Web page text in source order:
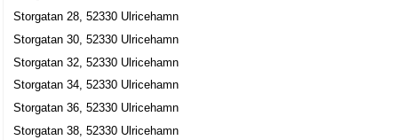
Storgatan 18, 52330 Ulricehamn
A.D. Molanders Sport & Fritid AB
Dan Åke Molander
0321-13420
Storgatan 19-21, 52330 Ulricehamn
Nybergs Leksaker Barnvagnar AB
Storgatan 28, 52330 Ulricehamn
Storgatan 30, 52330 Ulricehamn
Storgatan 32, 52330 Ulricehamn
Storgatan 34, 52330 Ulricehamn
Storgatan 36, 52330 Ulricehamn
Storgatan 38, 52330 Ulricehamn